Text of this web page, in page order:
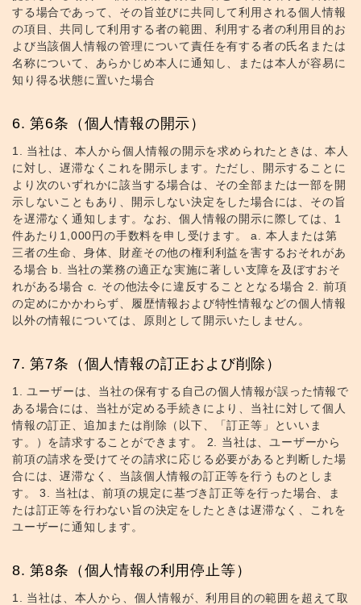
する場合であって、その旨並びに共同して利用される個人情報
の項目、共同して利用する者の範囲、利用する者の利用目的お
よび当該個人情報の管理について責任を有する者の氏名または
名称について、あらかじめ本人に通知し、または本人が容易に
知り得る状態に置いた場合
第6条（個人情報の開示）
1. 当社は、本人から個人情報の開示を求められたときは、本人
に対し、遅滞なくこれを開示します。ただし、開示することに
より次のいずれかに該当する場合は、その全部または一部を開
示しないこともあり、開示しない決定をした場合には、その旨
を遅滞なく通知します。なお、個人情報の開示に際しては、1
件あたり1,000円の手数料を申し受けます。 a. 本人または第
三者の生命、身体、財産その他の権利利益を害するおそれがあ
る場合 b. 当社の業務の適正な実施に著しい支障を及ぼすおそ
れがある場合 c. その他法令に違反することとなる場合 2. 前項
の定めにかかわらず、履歴情報および特性情報などの個人情報
以外の情報については、原則として開示いたしません。
第7条（個人情報の訂正および削除）
1. ユーザーは、当社の保有する自己の個人情報が誤った情報で
ある場合には、当社が定める手続きにより、当社に対して個人
情報の訂正、追加または削除（以下、「訂正等」といいま
す。）を請求することができます。 2. 当社は、ユーザーから
前項の請求を受けてその請求に応じる必要があると判断した場
合には、遅滞なく、当該個人情報の訂正等を行うものとしま
す。 3. 当社は、前項の規定に基づき訂正等を行った場合、ま
たは訂正等を行わない旨の決定をしたときは遅滞なく、これを
ユーザーに通知します。
第8条（個人情報の利用停止等）
1. 当社は、本人から、個人情報が、利用目的の範囲を超えて取